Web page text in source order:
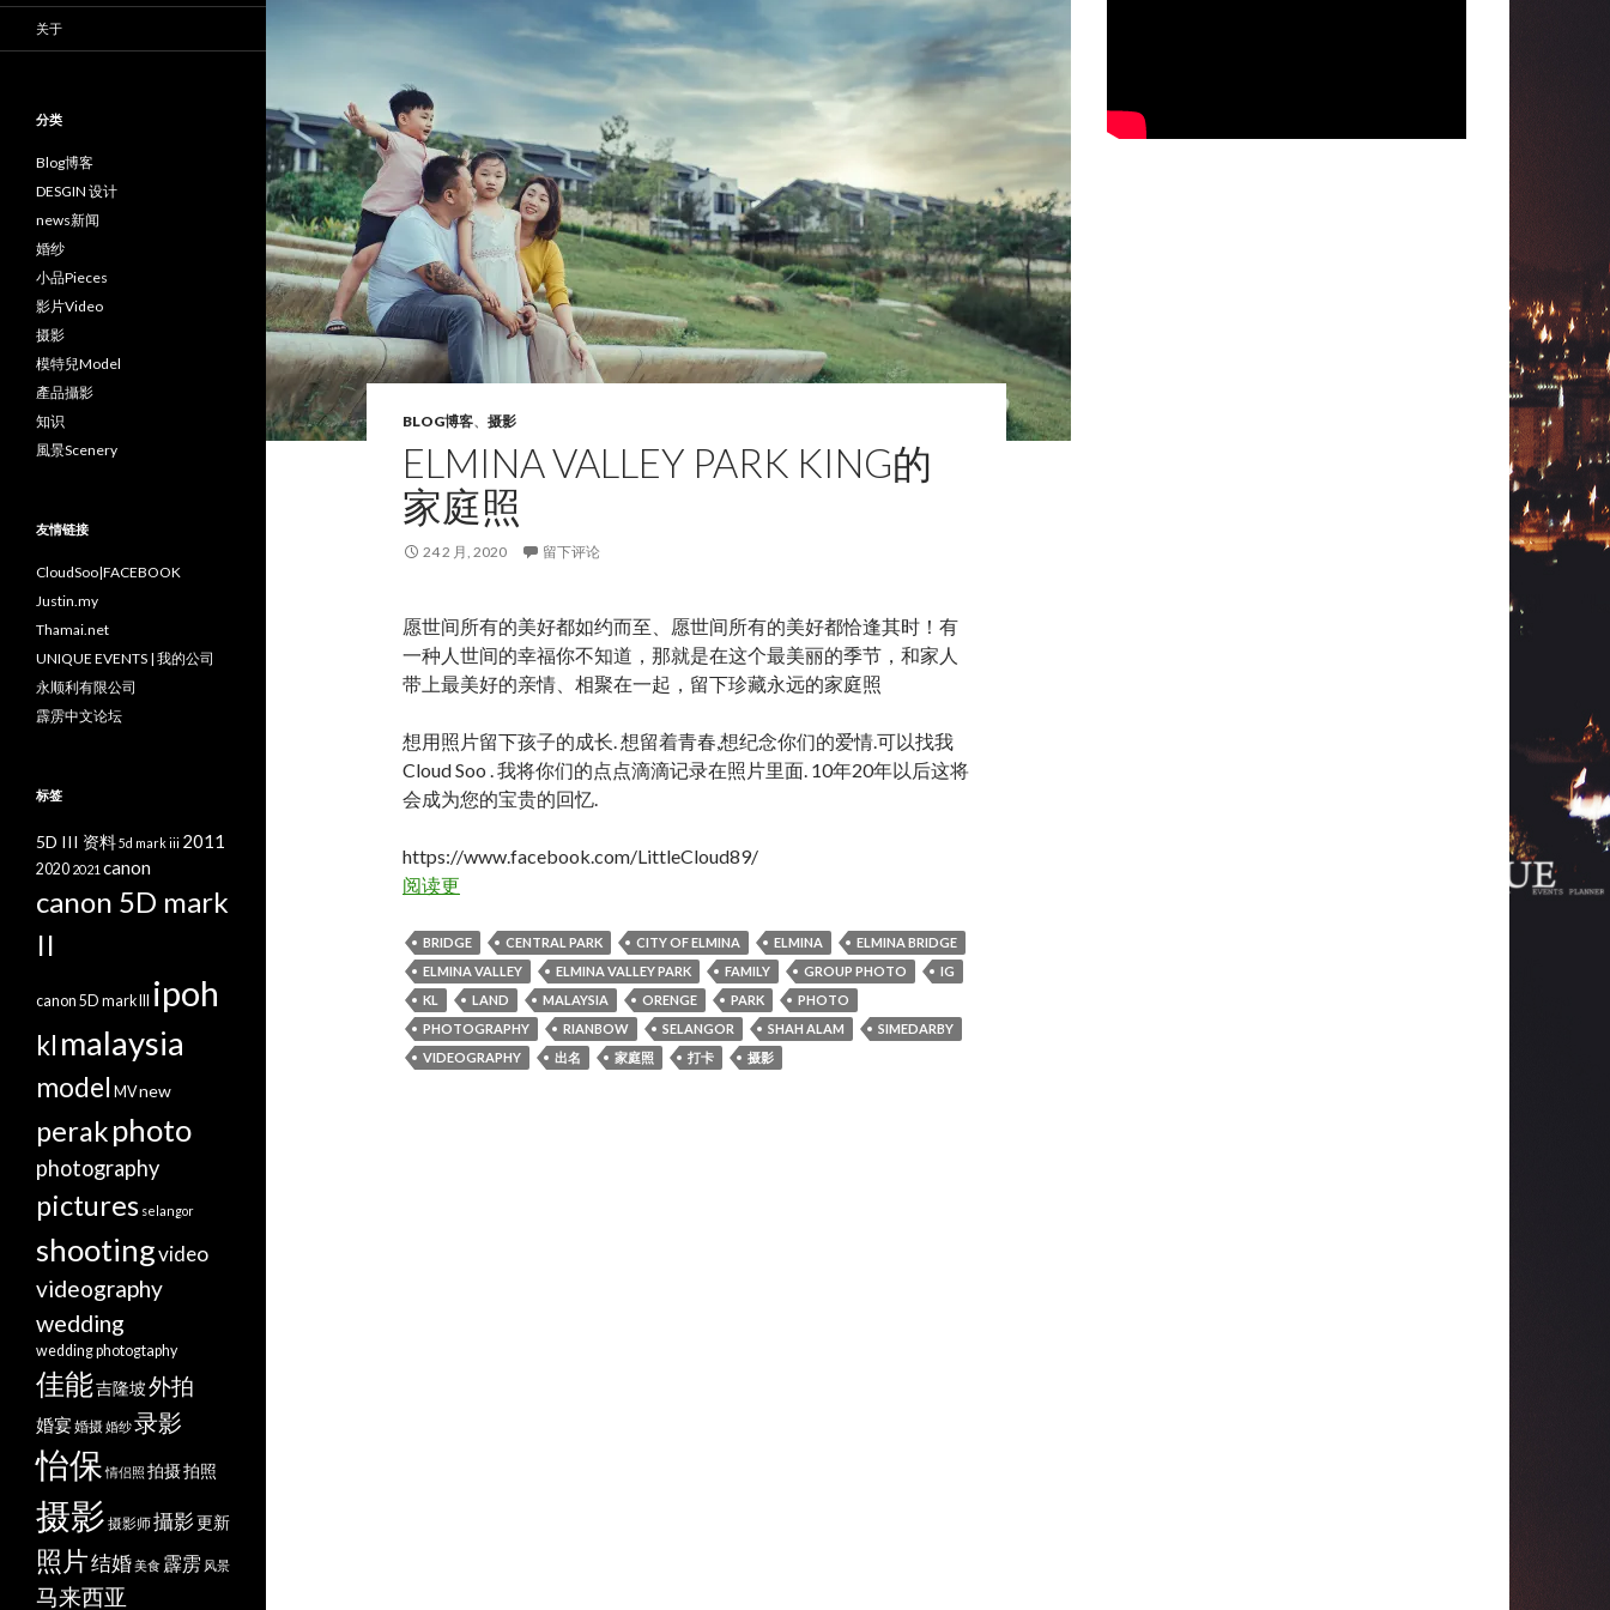
BLOG博客、 摄影
ELMINA VALLEY PARK KING的
家庭照
24 2 月, 2020 留下评论
愿世间所有的美好都如约而至、愿世间所有的美好都恰逢其时！有
一种人世间的幸福你不知道，那就是在这个最美丽的季节，和家人
带上最美好的亲情、相聚在一起，留下珍藏永远的家庭照
想用照片留下孩子的成长. 想留着青春,想纪念你们的爱情.可以找我
Cloud Soo . 我将你们的点点滴滴记录在照片里面. 10年20年以后这将
会成为您的宝贵的回忆.
https://www.facebook.com/LittleCloud89/
阅读更
BRIDGE CENTRAL PARK CITY OF ELMINA ELMINA
ELMINA BRIDGE
ELMINA VALLEY
ELMINA VALLEY PARK FAMILY GROUP PHOTO
IG
KL
LAND MALAYSIA ORENGE PARK
PHOTO
PHOTOGRAPHY
RIANBOW SELANGOR SHAH ALAM
SIMEDARBY
VIDEOGRAPHY
出名 家庭照 打卡 摄影
关于
分类
Blog博客
DESGIN 设计
news新闻
婚纱
小品Pieces
影片Video
摄影
模特兒Model
產品攝影
知识
風景Scenery
友情链接
CloudSoo|FACEBOOK
Justin.my
Thamai.net
UNIQUE EVENTS | 我的公司
永顺利有限公司
霹雳中文论坛
标签
5D III 资料5d mark iii 2011
2020 2021 canon
canon 5D mark
II
canon 5D mark III ipoh
kl malaysia
model MVnew
perakphoto
photography
pictures selangor
shootingvideo
videography
wedding
wedding photogtaphy
佳能吉隆坡外拍
婚宴婚摄婚纱录影
怡保 情侣照 拍摄拍照
摄影 摄影师攝影更新
照片结婚美食 霹雳 风景
马来西亚